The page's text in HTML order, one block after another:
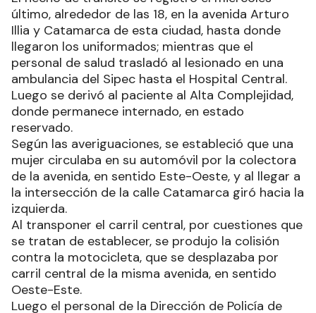
último, alrededor de las 18, en la avenida Arturo
Illia y Catamarca de esta ciudad, hasta donde
llegaron los uniformados; mientras que el
personal de salud trasladó al lesionado en una
ambulancia del Sipec hasta el Hospital Central.
Luego se derivó al paciente al Alta Complejidad,
donde permanece internado, en estado
reservado.
Según las averiguaciones, se estableció que una
mujer circulaba en su automóvil por la colectora
de la avenida, en sentido Este-Oeste, y al llegar a
la intersección de la calle Catamarca giró hacia la
izquierda.
Al transponer el carril central, por cuestiones que
se tratan de establecer, se produjo la colisión
contra la motocicleta, que se desplazaba por
carril central de la misma avenida, en sentido
Oeste-Este.
Luego el personal de la Dirección de Policía de